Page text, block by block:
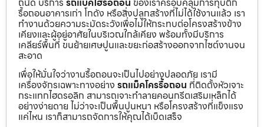
รื้อถอนอาคารเก่า โกดัง หรือสิ่งปลูกสร้างที่ไม่ได้ใช้งานแล้ว เรา
ทำงานด้วยความระมัดระวังเพื่อไม่ให้กระทบต่อโครงสร้างข้าง
เคียงและผู้อยู่อาศัยในบริเวณใกล้เคียง พร้อมทั้งมีบริการ
เคลียร์พื้นที่ ขนย้ายเศษปูนและขยะก่อสร้างออกจากไซต์งานจน
สะอาด
เพื่อให้มั่นใจว่างานรื้อถอนจะเป็นไปอย่างปลอดภัย เรามี
เครื่องจักรเฉพาะทางอย่าง รถแม็คโครรื้อถอน ที่ติดตั้งหัวเจาะ
กระแทกไฮดรอลิก สามารถเจาะทำลายคอนกรีตเสริมเหล็กได้
อย่างง่ายดาย ไม่ว่าจะเป็นพื้นปูนหนา หรือโครงสร้างที่แข็งแรง
แค่ไหน เราก็สามารถจัดการให้คุณได้เบ็ดเสร็จ